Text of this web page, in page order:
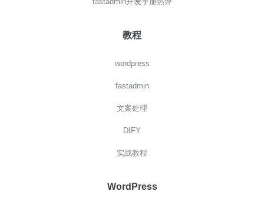
教程
wordpress
fastadmin
文案处理
DIFY
实战教程
WordPress